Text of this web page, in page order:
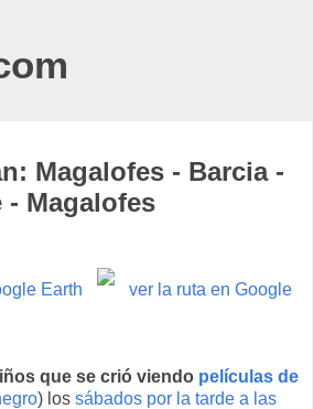
Magalofes - Barcia -
- Magalofes
Earth ver la ruta en Google
que se crió viendo películas de
) los sábados por la tarde a las